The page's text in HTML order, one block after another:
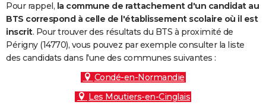
COPAINS D'AVANT
S'inscrire
Se connecter
Lycées
Collèges
Primaires
Universités
Entreprises
Service militaire
Avis de recherche
AVIS DE DÉCÈS
FORUM
Pour rappel, la commune de rattachement d'un candidat au
BTS correspond à celle de l'établissement scolaire où il est
inscrit. Pour trouver des résultats du BTS à proximité de
Périgny (14770), vous pouvez par exemple consulter la liste
des candidats dans l'une des communes suivantes :
Condé-en-Normandie
Les Moutiers-en-Cinglais